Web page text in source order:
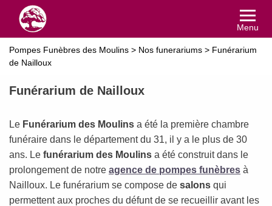
Menu
Pompes Funèbres des Moulins > Nos funerariums > Funérarium
de Nailloux
Funérarium de Nailloux
Le Funérarium des Moulins a été la première chambre
funéraire dans le département du 31, il y a le plus de 30
ans. Le funérarium des Moulins a été construit dans le
prolongement de notre agence de pompes funèbres à
Nailloux. Le funérarium se compose de salons qui
permettent aux proches du défunt de se recueillir avant les